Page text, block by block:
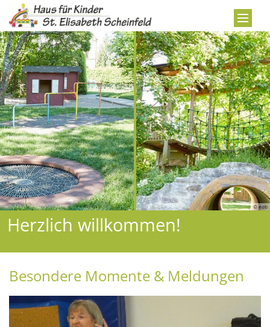
Zum Inhalt springen
© eob
Herzlich willkommen!
Besondere Momente & Meldungen